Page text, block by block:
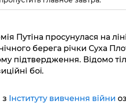
Путіна просунулася на
берега річки Суха
підтвердження. Відомо
бої.
з Інституту вивчення війни